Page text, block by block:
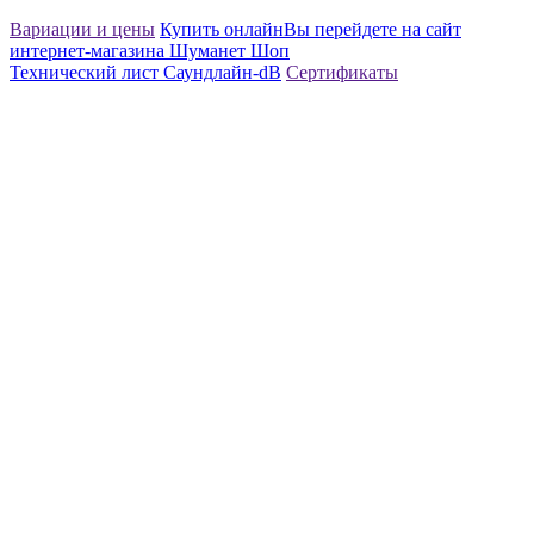
Вариации и цены Купить онлайнВы перейдете на сайт
интернет-магазина Шуманет Шоп
Технический лист Саундлайн-dB Сертификаты